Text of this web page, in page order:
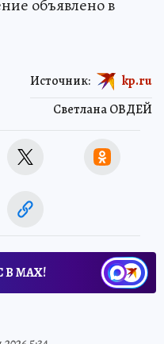
объявлено в
Светлана ОВДЕЙ
Источник: kp.ru
В МАХ!